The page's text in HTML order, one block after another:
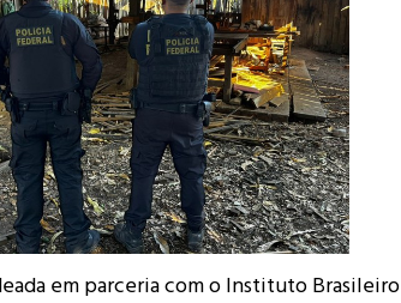
em parceria com o Instituto Brasileiro